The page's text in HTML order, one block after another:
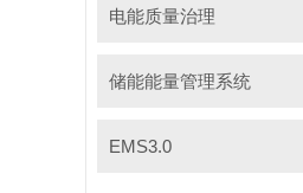
电能质量治理
储能能量管理系统
EMS3.0